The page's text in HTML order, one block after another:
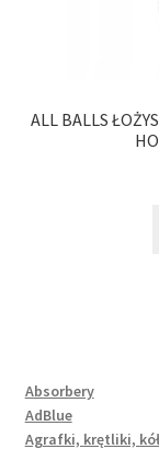
ALL BALLS
Absorbery
AdBlue
Agrafki, krętliki,